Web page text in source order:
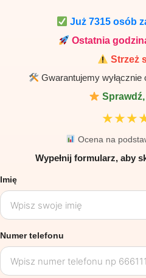
Już 7315osób
Ostatnia
Strzeż
Gwarantujemy wyłącznie
Ocena na
Wypełnij formularz, aby
Imię
Numer telefonu